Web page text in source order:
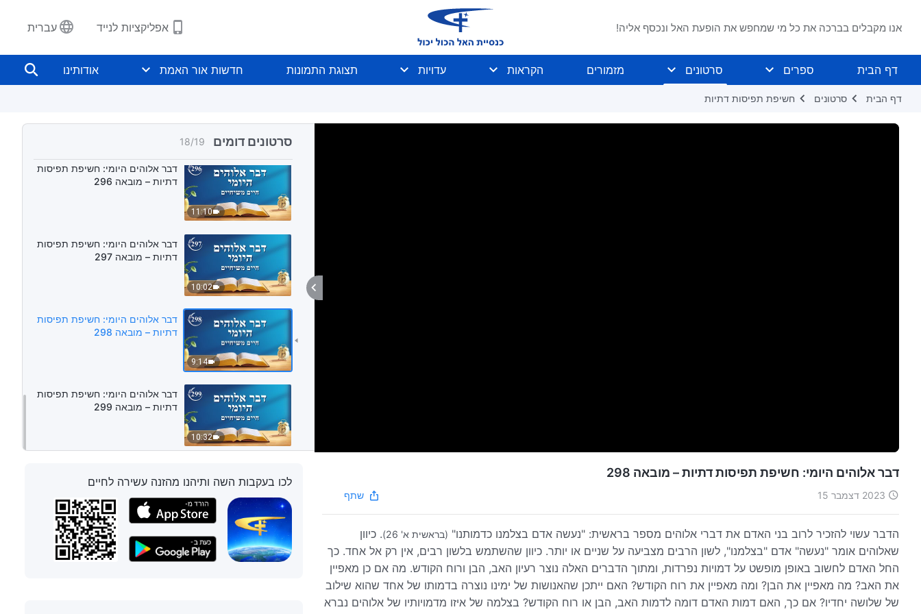
אנו מקבלים בברכה את כל מי שמחפש את הופעת האל ונכסף אליה! אפליקציות לנייד עברית
דף הבית ספרים סרטונים מזמורים הקראות עדויות תצוגת התמונות חדשות אור האמת אודותינו
דף הבית סרטונים חשיפת תפיסות דתיות
סרטונים דומים 18/19
דבר אלוהים היומי: חשיפת תפיסות
דתיות – מובאה 294
9:48
11:10
דבר אלוהים היומי: חשיפת תפיסות
דתיות – מובאה 296
10:02
דבר אלוהים היומי: חשיפת תפיסות
דתיות – מובאה 297
9:14
דבר אלוהים היומי: חשיפת תפיסות
דתיות – מובאה 298
10:32
דבר אלוהים היומי: חשיפת תפיסות
דתיות – מובאה 299
דבר אלוהים היומי: חשיפת תפיסות דתיות – מובאה 298
2023 דצמבר 15 שתף
הדבר עשוי להזכיר לרוב בני האדם את דברי אלוהים מספר בראשית: "נעשה אדם בצלמנו כדמותנו" (בראשית א' 26)
. כיוון
שאלוהים אומר "נעשה" אדם "בצלמנו", לשון הרבים מצביעה על שניים או יותר. כיוון שהשתמש בלשון רבים, אין רק אל אחד. כך
החל האדם לחשוב באופן מופשט על דמויות נפרדות, ומתוך הדברים האלה נוצר רעיון האב, הבן ורוח הקודש. מה אם כן מאפיין
את האב? מה מאפיין את הבן? ומה מאפיין את רוח הקודש? האם ייתכן שהאנושות של ימינו נוצרה בדמותו של אחד שהוא שילוב
של שלושה יחדיו? אם כך, האם דמות האדם דומה לדמות האב, הבן או רוח הקודש? בצלמה של איזו מדמויותיו של אלוהים נברא
לכו בעקבות השה ותיהנו מהזנה עשירה לחיים